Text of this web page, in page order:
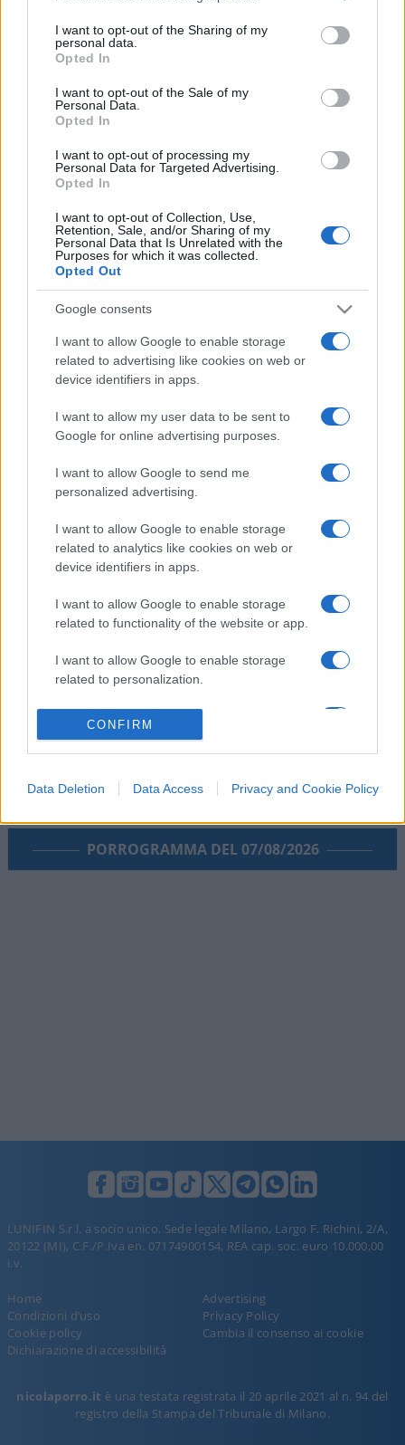
I want to opt-out of the Sharing of my
personal data.
Opted In
I want to opt-out of the Sale of my
Personal Data.
Opted In
I want to opt-out of processing my
Personal Data for Targeted Advertising.
Opted In
I want to opt-out of Collection, Use,
Retention, Sale, and/or Sharing of my
Personal Data that Is Unrelated with the
Purposes for which it was collected.
Opted Out
Google consents
I want to allow Google to enable storage
related to advertising like cookies on web or
device identifiers in apps.
I want to allow my user data to be sent to
Google for online advertising purposes.
I want to allow Google to send me
personalized advertising.
I want to allow Google to enable storage
related to analytics like cookies on web or
device identifiers in apps.
I want to allow Google to enable storage
related to functionality of the website or app.
I want to allow Google to enable storage
related to personalization.
related to security, including authentication
functionality and fraud prevention, and other
CONFIRM
Data Deletion Data Access Privacy and Cookie Policy
14.7k
Meloni aveva ragione: "I marocchini di Ceuta
sbarcano in Europa col barcone"
PORROGRAMMA DEL 07/08/2026
LUNIFIN S.r.l. a socio unico. Sede legale Milano, Largo F. Richini, 2/A,
20122 (MI), C.F./P.Iva en. 07174900154, REA cap. soc. euro 10.000,00
i.v.
Home
Advertising
Condizioni d’uso
Privacy Policy
Cookie policy
Cambia il consenso ai cookie
Dichiarazione di accessibilità
nicolaporro.it è una testata registrata il 20 aprile 2021 al n. 94 del
registro della Stampa del Tribunale di Milano.